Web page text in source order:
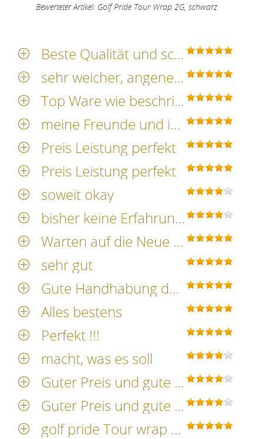
Bewerteter Artikel: Golf Pride Tour Wrap 2G, schwarz
Beste Qualität und schnelle Lieferung
sehr weicher, angenehmer Griff
Top Ware wie beschrieben
meine Freunde und ich spielen nur mit Golf Piide,wegen des guten und sicheren Griff
Preis Leistung perfekt
Preis Leistung perfekt
soweit okay
bisher keine Erfahrung mit dem Produkt, erster Eindruck gut, fraglich Haltbarkeit
Warten auf die Neue Spielzeit
sehr gut
Gute Handhabung der Griffe, guter Grip
Alles bestens
Perfekt !!!
macht, was es soll
Guter Preis und gute Qulaität
Guter Preis und gute Qulaität
golf pride Tour wrap von golfmeile 100% top wie immer ,